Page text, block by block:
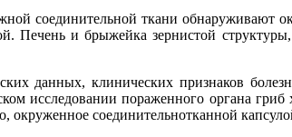
соединительной ткани обнаруживают
Печень и брыжейка зернистой
данных, клинических признаков
исследовании пораженного органа
окруженное соединительнотканной